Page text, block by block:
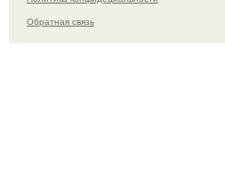
Обратная связь